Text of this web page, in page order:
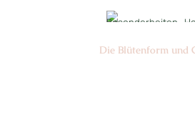
Die Blüten­form und